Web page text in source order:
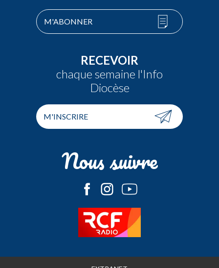
M'ABONNER
RECEVOIR
chaque semaine l'Info
Diocèse
M'INSCRIRE
Nous suivre